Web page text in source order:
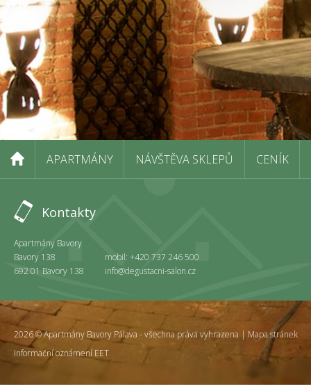
APARTMÁNY NÁVŠTĚVA SKLEPŮ CENÍK
Kontakty
Apartmány Bavory
Bavory 138
692 01 Bavory 138
mobil: +420 737 246 500
info@degustacni-salon.cz
2026 © Apartmány Bavory Pálava - všechna práva vyhrazena | Mapa stránek
Informační oznámení EET